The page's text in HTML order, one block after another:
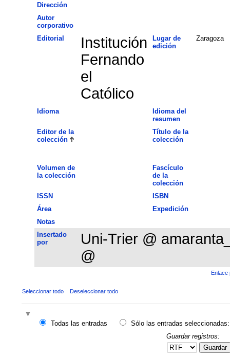
Dirección
Autor
corporativo
Editorial
Institución
Fernando
el
Católico
Lugar de
edición
Zaragoza
Idioma
Idioma del
resumen
Editor de la
colección
Título de la
colección
Volumen de
la colección
Fascículo
de la
colección
ISSN
ISBN
Área
Expedición
Notas
Insertado
por
Uni-Trier @
@
Enlace
Seleccionar todo Deseleccionar todo
Todas las entradas
Sólo las entradas seleccionadas:
Guardar registros:
Guardar